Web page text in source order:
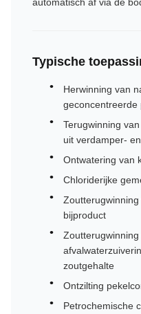
Typische
Herwinning van
geconcentreerde
Terugwinning
uit verdamper-
Ontwatering van
Chloriderijke
bijproduct
Zoutterugwinning
zoutgehalte
Ontzilting
Petrochemische